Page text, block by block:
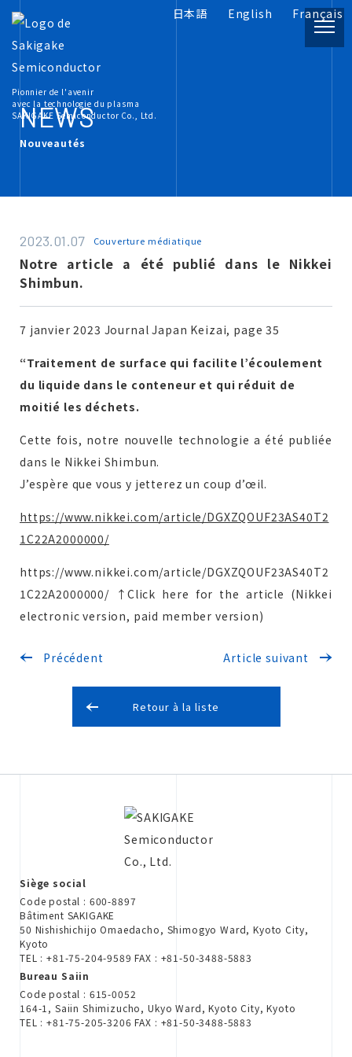
日本語 English Français
Pionnier de l'avenir
avec la technologie du plasma
SAKIGAKE Semiconductor Co., Ltd.
Informations sur le produit
INFORMATION
À propos de nous
RECRUIT
NEWS
Nouveautés
2023.01.07 Couverture médiatique
Notre article a été publié dans le Nikkei
Shimbun.
7 janvier 2023 Journal Japan Keizai, page 35
“Traitement de surface qui facilite l’écoulement
du liquide dans le conteneur et qui réduit de
moitié les déchets.
Cette fois, notre nouvelle technologie a été publiée
dans le Nikkei Shimbun.
J’espère que vous y jetterez un coup d’œil.
https://www.nikkei.com/article/DGXZQOUF23AS40T2
1C22A2000000/
https://www.nikkei.com/article/DGXZQOUF23AS40T2
1C22A2000000/ ↑Click here for the article (Nikkei
electronic version, paid member version)
Précédent
Retour à la liste
Article suivant
Siège social
Code postal : 600-8897
Bâtiment SAKIGAKE
50 Nishishichijo Omaedacho, Shimogyo Ward, Kyoto City,
Kyoto
TEL : +81-75-204-9589 FAX : +81-50-3488-5883
Bureau Saiin
Code postal : 615-0052
164-1, Saiin Shimizucho, Ukyo Ward, Kyoto City, Kyoto
TEL : +81-75-205-3206 FAX : +81-50-3488-5883